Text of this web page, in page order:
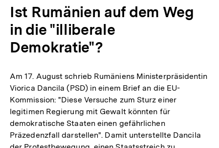
Ist Rumänien auf dem Weg
in die "illiberale
Demokratie"?
Am 17. August schrieb Rumäniens Ministerpräsidentin
Viorica Dancila (PSD) in einem Brief an die EU-
Kommission: "Diese Versuche zum Sturz einer
legitimen Regierung mit Gewalt könnten für
demokratische Staaten einen gefährlichen
Präzedenzfall darstellen". Damit unterstellte Dancila